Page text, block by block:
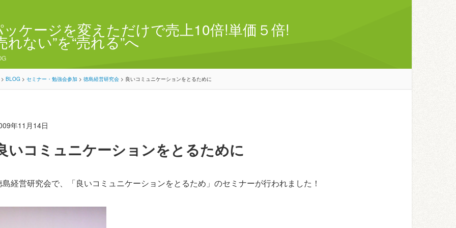
ケージを変えただけで売上10倍!単価５倍!
れない”を“売れる”へ
> BLOG > セミナー・勉強会参加 > 徳島経営研究会 > 良いコミュニケーションをとるために
年11月14日
いコミュニケーションをとるために
島経営研究会で、「良いコミュニケーションをとるため」のセミナーが行われました！